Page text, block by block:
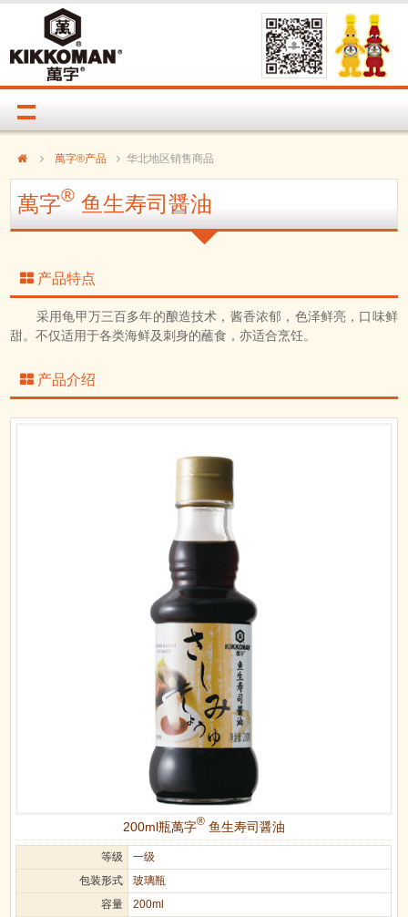
萬字®产品 华北地区销售商品
萬字® 鱼生寿司醤油
产品特点
采用龟甲万三百多年的酿造技术，酱香浓郁，色泽鲜亮，口味鲜
甜。不仅适用于各类海鲜及刺身的蘸食，亦适合烹饪。
产品介绍
200ml瓶萬字® 鱼生寿司醤油
等级 一级
包装形式 玻璃瓶
容量 200ml